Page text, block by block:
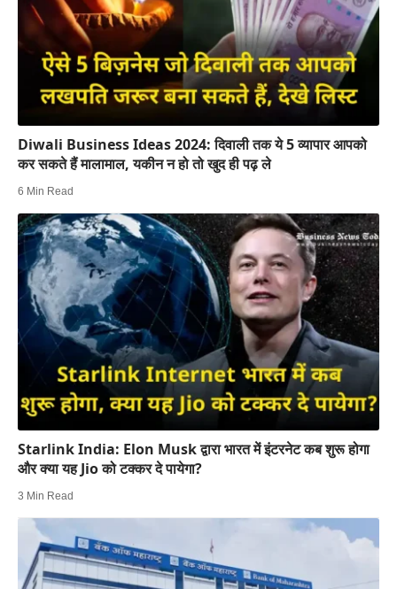
Diwali Business Ideas 2024: दिवाली तक ये 5 व्यापार आपको
कर सकते हैं मालामाल, यकीन न हो तो खुद ही पढ़ ले
6 Min Read
Starlink India: Elon Musk द्वारा भारत में इंटरनेट कब शुरू होगा
और क्या यह Jio को टक्कर दे पायेगा?
3 Min Read